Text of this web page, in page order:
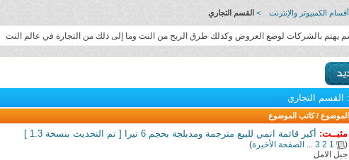
أقسام الكمبيوتر والإنترنت > القسم التجاري
يهتم بالشركات لوضع العروض وكذلك طرق الربح من النت وما إلى ذلك من التجارة في عالم النت
: القسم التجاري
الموضوع /كاتب الموضوع
مثبــت: أكبر قائمة انمي للبيع مترجمة ومدبلجة بحجم 6 تيرا [ تم التحديث بنسخة 1.3 ]
(
1
2
3
... الصفحة الأخيرة)
جبل الامل